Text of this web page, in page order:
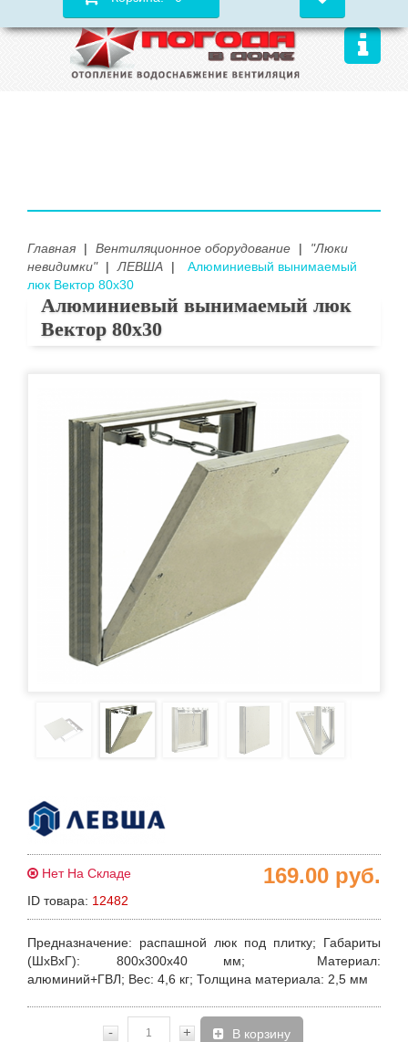
Главная | Вентиляционное оборудование |
"Люки
невидимки"
| ЛЕВША |
Алюминиевый вынимаемый
люк Вектор 80х30
Алюминиевый вынимаемый люк
Вектор 80х30
Нет На Складе
ID товара: 12482
169.00 руб.
Предназначение: распашной люк под плитку; Габариты
(ШхВхГ): 800х300х40 мм;
Материал:
алюминий+ГВЛ; Вес: 4,6 кг; Толщина материала: 2,5 мм
- + В корзину